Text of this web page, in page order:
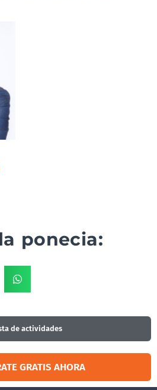
ponecia:
de actividades
GRATIS AHORA